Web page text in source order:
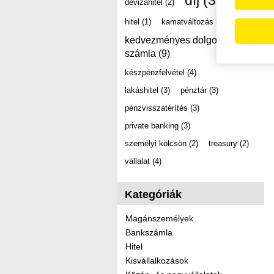
devizahitel (2)
hitel (1) kamatváltozás (2)
kedvezményes dolgozói
számla (9)
készpénzfelvétel (4)
lakáshitel (3) pénztár (3)
pénzvisszatérítés (3)
private banking (3)
személyi kölcsön (2) treasury (2)
vállalat (4)
Kategóriák
Magánszemélyek
Bankszámla
Hitel
Kisvállalkozások